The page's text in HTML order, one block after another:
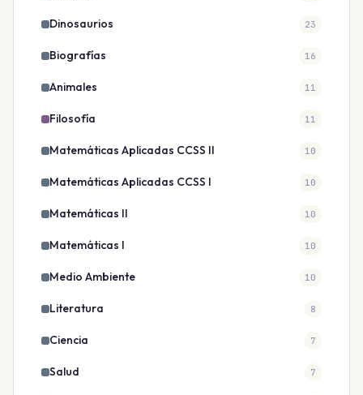
Dinosaurios 23
Biografías 16
Animales 11
Filosofía 11
Matemáticas Aplicadas CCSS II 10
Matemáticas Aplicadas CCSS I 10
Matemáticas II 10
Matemáticas I 10
Medio Ambiente 10
Literatura 8
Ciencia 7
Salud 7